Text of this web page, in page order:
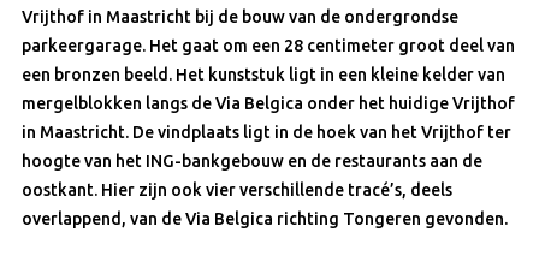
Vrijthof in Maastricht bij de bouw van de ondergrondse
parkeergarage. Het gaat om een 28 centimeter groot deel van
een bronzen beeld. Het kunststuk ligt in een kleine kelder van
mergelblokken langs de Via Belgica onder het huidige Vrijthof
in Maastricht. De vindplaats ligt in de hoek van het Vrijthof ter
hoogte van het ING-bankgebouw en de restaurants aan de
oostkant. Hier zijn ook vier verschillende tracé’s, deels
overlappend, van de Via Belgica richting Tongeren gevonden.